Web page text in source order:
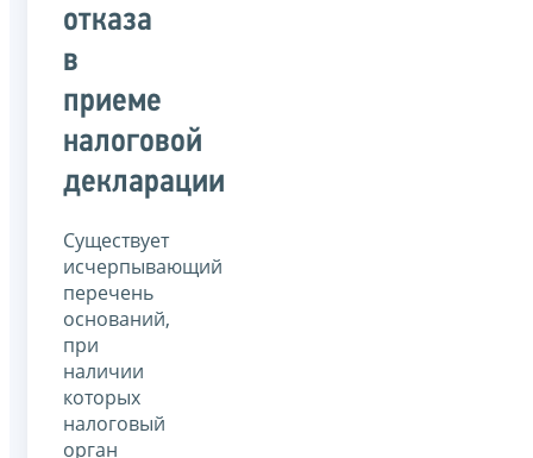
отказа
в
приеме
налоговой
декларации
Существует
исчерпывающий
перечень
оснований,
при
наличии
которых
налоговый
орган